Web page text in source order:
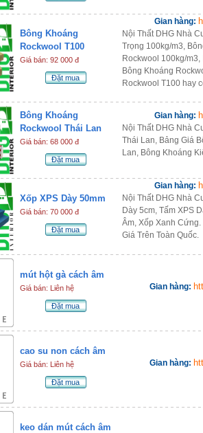
Bông Khoáng
Rockwool T100
Giá bán: 92 000 đ
Đặt mua
Gian hàng:
Nội Thất DHG Nhà
Trọng 100kg/m3,
Rockwool 100kg/
Bông Khoáng
Rockwool T100 hay
Bông Khoáng
Rockwool Thái Lan
Giá bán: 68 000 đ
Đặt mua
Gian hàng:
Nội Thất DHG Nhà
Thái Lan, Bảng Giá
Lan, Bông Khoáng
Xốp XPS Dày 50mm
Giá bán: 70 000 đ
Đặt mua
Gian hàng:
Nội Thất DHG Nhà
Dày 5cm, Tấm XPS
Âm, Xốp Xanh
Giá Trên Toàn Quốc.
mút hột gà cách âm
Giá bán: Liên hệ
Đặt mua
Gian hàng:
cao su non cách âm
Giá bán: Liên hệ
Đặt mua
Gian hàng:
keo dán mút cách âm